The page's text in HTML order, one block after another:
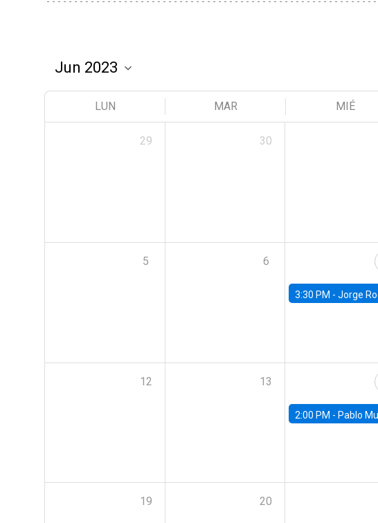
LUN MAR MIÉ
29 30
5 6
3:30 PM -Jorge Rodriguez, Universidad de
12 13
2:00 PM - Pablo Muñoz, Universidad de
19 20